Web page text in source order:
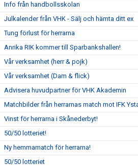
Info från handbollsskolan
Julkalender från VHK - Sälj och hämta ditt ex
Tung förlust för herrarna
Anrika RIK kommer till Sparbankshallen!
Vår verksamhet (herr & pojk)
Vår verksamhet (Dam & flick)
Advisera huvudpartner för VHK Akademin
Matchbilder från herrarnas match mot IFK
Vinst för herrarna i Skånederbyt!
50/50 lotteriet!
Ny hemmamatch för herrarna!
50/50 lotteriet